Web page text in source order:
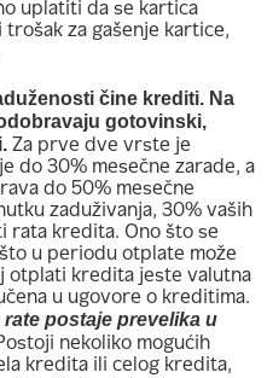
uplatiti da se kartica
trošak za gašenje kartice,
čine krediti. Na
gotovinski,
Za prve dve vrste je
do 30% mesečne zarade, a
do 50% mesečne
zaduživanja, 30% vaših
rata kredita. Ono što se
u periodu otplate može
otplati kredita jeste valutna
u ugovore o kreditima.
postaje prevelika u
nekoliko mogućih
kredita ili celog kredita,